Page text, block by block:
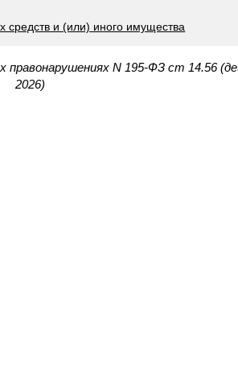
средств и (или) иного имущества
правонарушениях N 195-ФЗ ст 14.56
2026)